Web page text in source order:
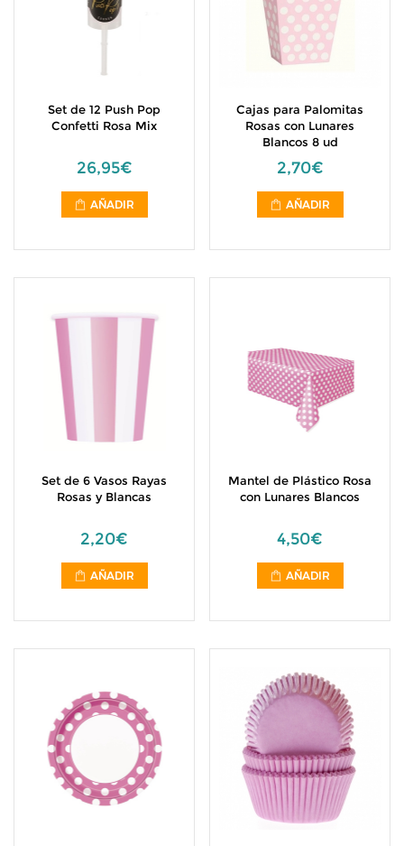
Set de 12 Push Pop
Confetti Rosa Mix
26,95€
AÑADIR
Cajas para Palomitas
Rosas con Lunares
Blancos 8 ud
2,70€
AÑADIR
Set de 6 Vasos Rayas
Rosas y Blancas
2,20€
AÑADIR
Mantel de Plástico Rosa
con Lunares Blancos
4,50€
AÑADIR